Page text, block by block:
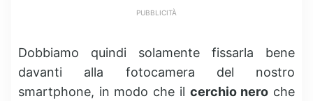
PUBBLICITÀ
Dobbiamo quindi solamente fissarla bene
davanti alla fotocamera del nostro
smartphone, in modo che il cerchio nero che